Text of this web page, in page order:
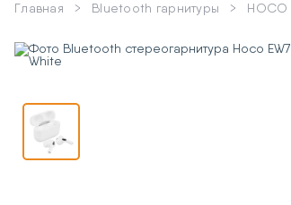
Главная Bluetooth гарнитуры HOCO